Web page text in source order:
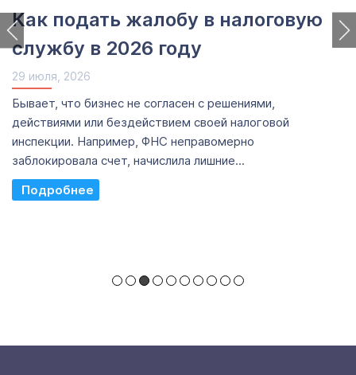
Как подать жалобу в налоговую
службу в 2026 году
29 июля, 2026
Бывает, что бизнес не согласен с решениями,
действиями или бездействием своей налоговой
инспекции. Например, ФНС неправомерно
заблокировала счет, начислила лишние...
Read More